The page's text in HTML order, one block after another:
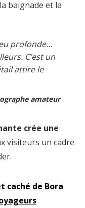
baignade et la
profonde…
C’est un
attire le
amateur
crée une
visiteurs un cadre
caché de Bora